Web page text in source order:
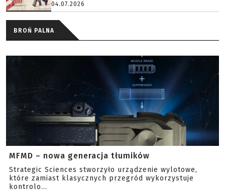
04.07.2026
BROŃ PALNA
MFMD – nowa generacja tłumików
Strategic Sciences stworzyło urządzenie wylotowe,
które zamiast klasycznych przegród wykorzystuje
kontrolo...